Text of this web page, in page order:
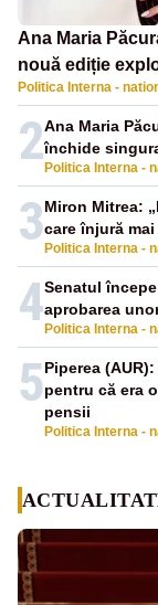
Ana Maria
nouă ediție
Realitatea PLUS
Politica Interna -
2 Politica Interna -
Ana Maria
închide
3 Politica Interna -
Miron Mitrea:
care înjură
4 Politica Interna -
Senatul
aprobarea
5
Politica Interna -
Piperea
pentru că era
pensii